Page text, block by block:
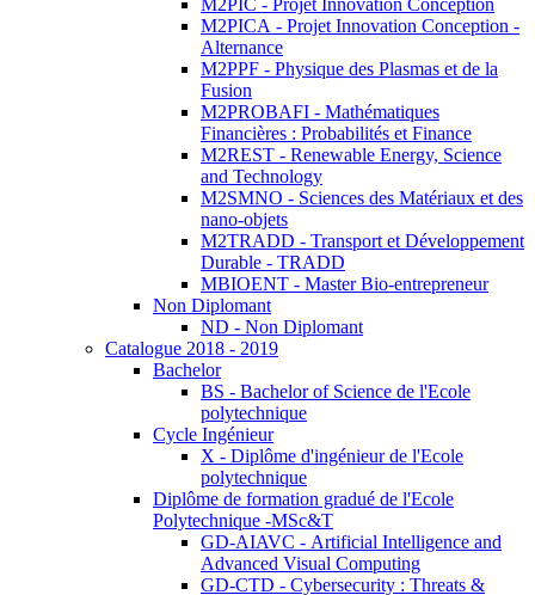
M2PIC - Projet Innovation Conception
M2PICA - Projet Innovation Conception -
Alternance
M2PPF - Physique des Plasmas et de la
Fusion
M2PROBAFI - Mathématiques
Financières : Probabilités et Finance
M2REST - Renewable Energy, Science
and Technology
M2SMNO - Sciences des Matériaux et des
nano-objets
M2TRADD - Transport et Développement
Durable - TRADD
MBIOENT - Master Bio-entrepreneur
Non Diplomant
ND - Non Diplomant
Catalogue 2018 - 2019
Bachelor
BS - Bachelor of Science de l'Ecole
polytechnique
Cycle Ingénieur
X - Diplôme d'ingénieur de l'Ecole
polytechnique
Diplôme de formation gradué de l'Ecole
Polytechnique -MSc&T
GD-AIAVC - Artificial Intelligence and
Advanced Visual Computing
GD-CTD - Cybersecurity : Threats &